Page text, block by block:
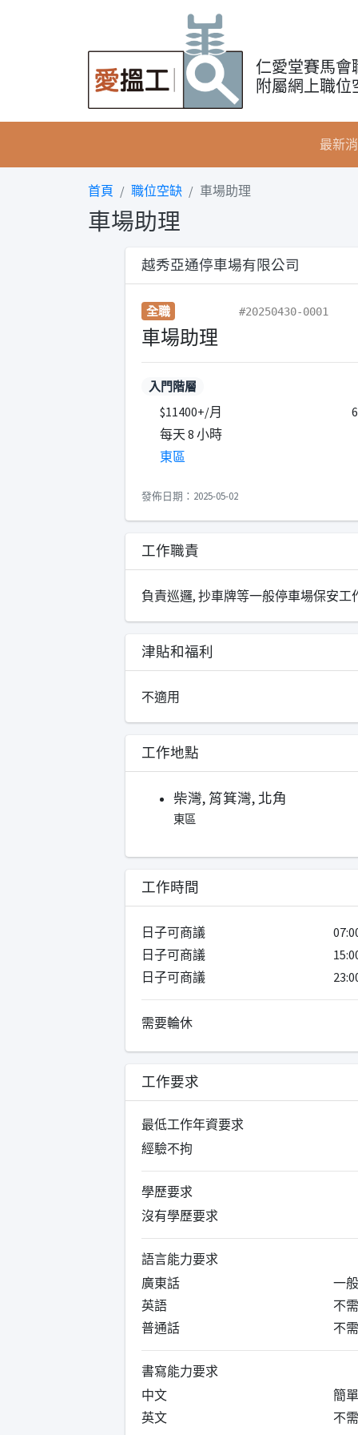
仁愛堂賽馬會
附屬網上職位
最新
首頁 職位空缺 車場助理
車場助理
越秀亞通停車場有限公司
全職 #20250430-0001
車場助理
入門階層
$11400+/月
每天 8 小時
東區
發佈日期：2025-05-02
工作職責
負責巡邏, 抄車牌等一般停車場保安工
津貼和福利
不適用
工作地點
柴灣, 筲箕灣, 北角
東區
工作時間
日子可商議
日子可商議
日子可商議
需要輪休
工作要求
最低工作年資要求
經驗不拘
學歷要求
沒有學歷要求
語言能力要求
廣東話
一般
英語
不
普通話
不
書寫能力要求
中文
簡單
英文
不